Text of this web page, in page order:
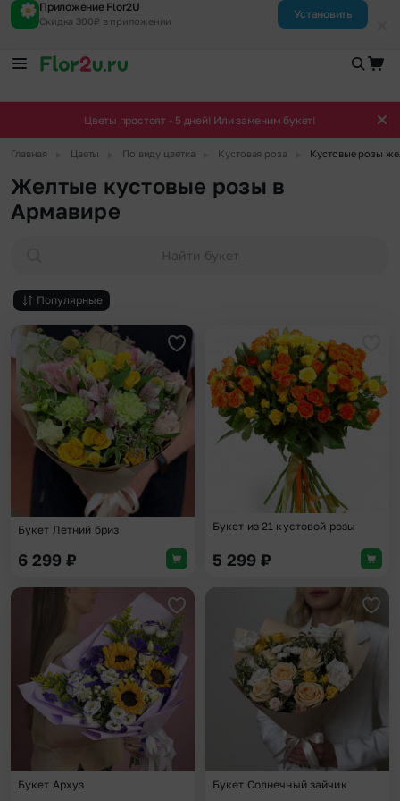
Приложение Flor2U
Скидка 300₽ в приложении
Установить
Цветы простоят - 5 дней! Или заменим букет!
Главная Цветы По виду цветка Кустовая роза Кустовые розы
Желтые кустовые розы в
Армавире
Найти букет
Популярные
Добавить в избранное
Букет Летний бриз
6 299 ₽
Букет из 21 кустовой розы
5 299 ₽
Добавить в избранное
Букет Архуз Букет Солнечный зайчик